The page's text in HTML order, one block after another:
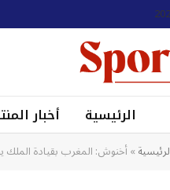
الرئيسية أخبار
»أخنوش: المغرب بقيادة الملك